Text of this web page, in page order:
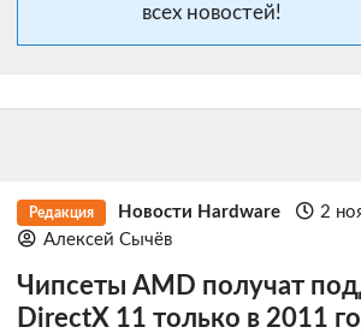
всех новостей!
Редакция Новости Hardware
2
Алексей Сычёв
Чипсеты AMD получат
DirectX 11 только в 2011